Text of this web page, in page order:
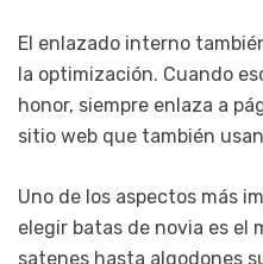
El enlazado interno
la optimización. Cuando
honor, siempre enlaza a
sitio web que también
Uno de los aspectos más
elegir batas de novia es el
satenes hasta algodones